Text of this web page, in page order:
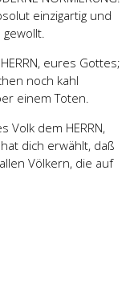
einzigartig und
eures Gottes;
noch kahl
einem Toten.
Volk dem HERRN,
dich erwählt, daß
Völkern, die auf